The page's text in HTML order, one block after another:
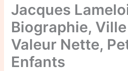
Jacques
Biographie,
Valeur Nette,
Enfants